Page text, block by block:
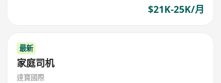
$21K-25K/月
最新
家庭司机
達寶國際